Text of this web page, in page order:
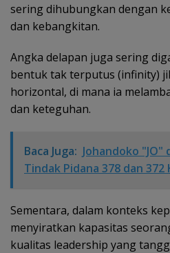
sering dihubungkan dengan
dan kebangkitan.
Angka delapan juga sering
bentuk tak terputus (infinity)
horizontal, di mana ia
dan keteguhan.
Baca Juga: Johandoko
Tindak Pidana 378 dan 372
Sementara, dalam konteks
menyiratkan kapasitas
kualitas leadership yang